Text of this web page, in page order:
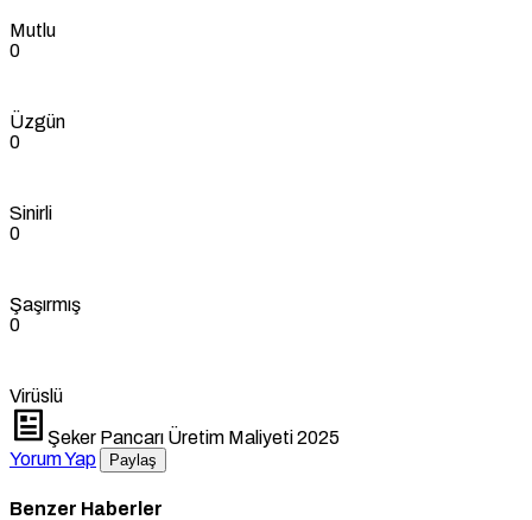
Mutlu
0
Üzgün
0
Sinirli
0
Şaşırmış
0
Virüslü
Şeker Pancarı Üretim Maliyeti 2025
Yorum Yap
Paylaş
Benzer Haberler